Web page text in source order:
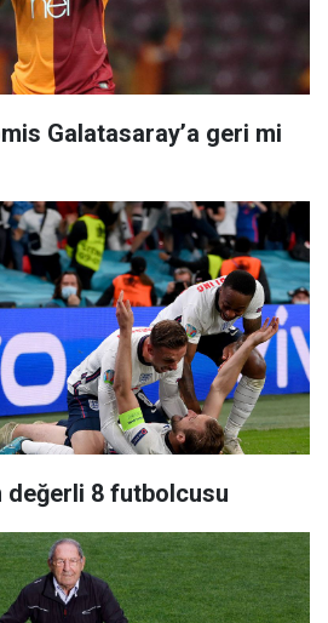
Galatasaray’a geri mi
değerli 8 futbolcusu